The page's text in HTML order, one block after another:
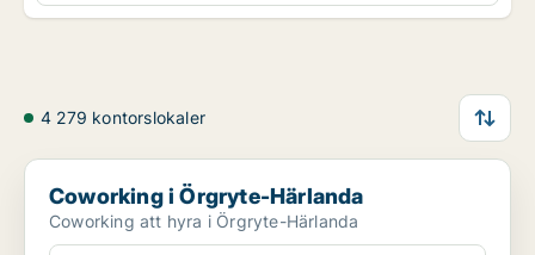
4 279 kontorslokaler
Coworking i Örgryte-Härlanda
Coworking i Örgryte-Härlanda
Coworking att hyra i Örgryte-Härlanda